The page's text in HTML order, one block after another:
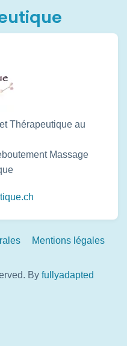
Thérapeutique au
Massage
Mentions légales
By fullyadapted